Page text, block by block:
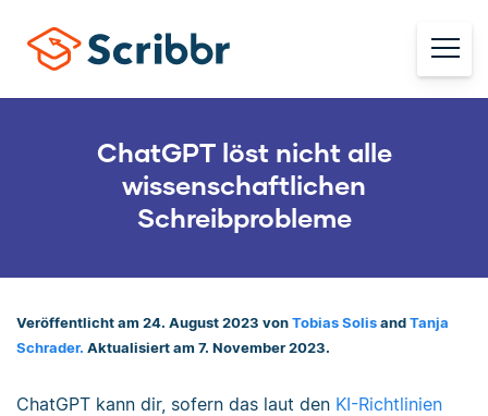
ChatGPT löst nicht alle
wissenschaftlichen
Schreibprobleme
Veröffentlicht am 24. August 2023 von Tobias Solis and Tanja
Schrader. Aktualisiert am 7. November 2023.
ChatGPT kann dir, sofern das laut den KI-Richtlinien